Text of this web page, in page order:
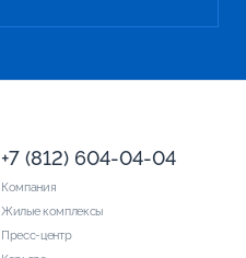
Компания
Жилые комплексы
Пресс-центр
+7 (812) 604-04-04